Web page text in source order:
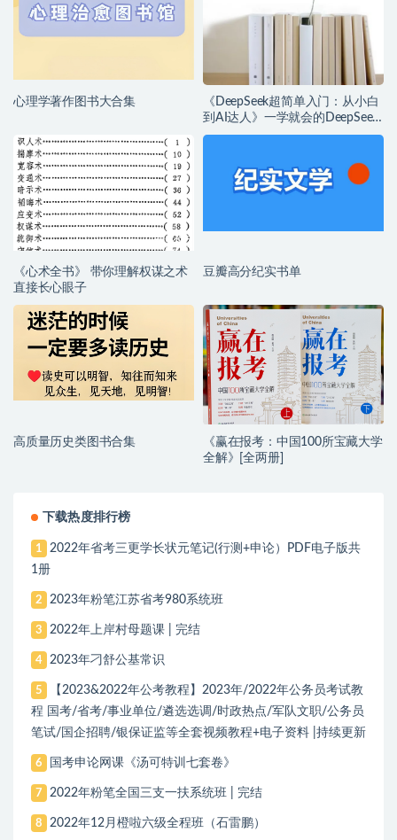
心理学著作图书大合集
《DeepSeek超简单入门：从小白
到AI达人》一学就会的DeepSeek
指南
《心术全书》 带你理解权谋之术
直接长心眼子
豆瓣高分纪实书单
高质量历史类图书合集
《赢在报考：中国100所宝藏大学
全解》[全两册]
下载热度排行榜
1
2022年省考三更学长状元笔记(行测+申论）PDF电子版共
1册
2 2023年粉笔江苏省考980系统班
3 2022年上岸村母题课 | 完结
4 2023年刁舒公基常识
5
【2023&2022年公考教程】2023年/2022年公务员考试教
程 国考/省考/事业单位/遴选选调/时政热点/军队文职/公务员
笔试/国企招聘/银保证监等全套视频教程+电子资料 |持续更新
6 国考申论网课《汤可特训七套卷》
7 2022年粉笔全国三支一扶系统班 | 完结
8 2022年12月橙啦六级全程班（石雷鹏）